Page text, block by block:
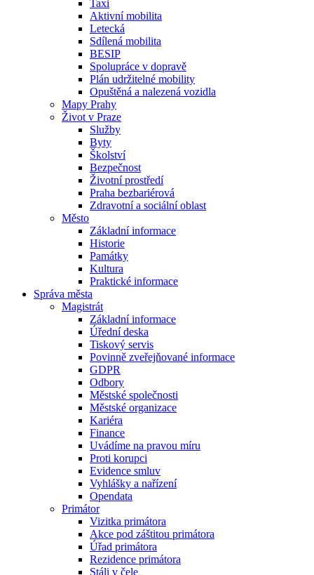
Taxi
Aktivní mobilita
Letecká
Sdílená mobilita
BESIP
Spolupráce v dopravě
Plán udržitelné mobility
Opuštěná a nalezená vozidla
Mapy Prahy
Život v Praze
Služby
Byty
Školství
Bezpečnost
Životní prostředí
Praha bezbariérová
Zdravotní a sociální oblast
Město
Základní informace
Historie
Památky
Kultura
Praktické informace
Správa města
Magistrát
Základní informace
Úřední deska
Tiskový servis
Povinně zveřejňované informace
GDPR
Odbory
Městské společnosti
Městské organizace
Kariéra
Finance
Uvádíme na pravou míru
Proti korupci
Evidence smluv
Vyhlášky a nařízení
Opendata
Primátor
Vizitka primátora
Akce pod záštitou primátora
Úřad primátora
Rezidence primátora
Stáli v čele